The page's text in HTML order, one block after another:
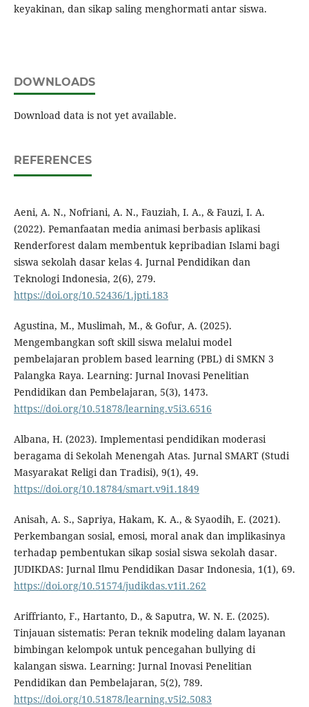
keyakinan, dan sikap saling menghormati antar siswa.
DOWNLOADS
Download data is not yet available.
REFERENCES
Aeni, A. N., Nofriani, A. N., Fauziah, I. A., & Fauzi, I. A.
(2022). Pemanfaatan media animasi berbasis aplikasi
Renderforest dalam membentuk kepribadian Islami bagi
siswa sekolah dasar kelas 4. Jurnal Pendidikan dan
Teknologi Indonesia, 2(6), 279.
https://doi.org/10.52436/1.jpti.183
Agustina, M., Muslimah, M., & Gofur, A. (2025).
Mengembangkan soft skill siswa melalui model
pembelajaran problem based learning (PBL) di SMKN 3
Palangka Raya. Learning: Jurnal Inovasi Penelitian
Pendidikan dan Pembelajaran, 5(3), 1473.
https://doi.org/10.51878/learning.v5i3.6516
Albana, H. (2023). Implementasi pendidikan moderasi
beragama di Sekolah Menengah Atas. Jurnal SMART (Studi
Masyarakat Religi dan Tradisi), 9(1), 49.
https://doi.org/10.18784/smart.v9i1.1849
Anisah, A. S., Sapriya, Hakam, K. A., & Syaodih, E. (2021).
Perkembangan sosial, emosi, moral anak dan implikasinya
terhadap pembentukan sikap sosial siswa sekolah dasar.
JUDIKDAS: Jurnal Ilmu Pendidikan Dasar Indonesia, 1(1), 69.
https://doi.org/10.51574/judikdas.v1i1.262
Ariffrianto, F., Hartanto, D., & Saputra, W. N. E. (2025).
Tinjauan sistematis: Peran teknik modeling dalam layanan
bimbingan kelompok untuk pencegahan bullying di
kalangan siswa. Learning: Jurnal Inovasi Penelitian
Pendidikan dan Pembelajaran, 5(2), 789.
https://doi.org/10.51878/learning.v5i2.5083